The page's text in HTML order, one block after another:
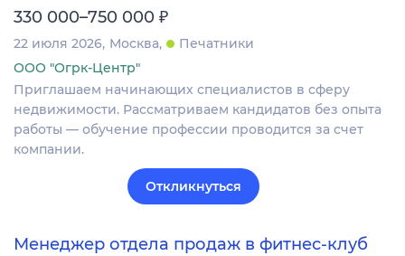
330 000–750 000 ₽
22 июля 2026 Москва
Печатники
ООО "Огрк-Центр"
Приглашаем начинающих специалистов в сферу
недвижимости. Рассматриваем кандидатов без опыта
работы — обучение профессии проводится за счет
компании.
Откликнуться
Менеджер отдела продаж в фитнес-клуб